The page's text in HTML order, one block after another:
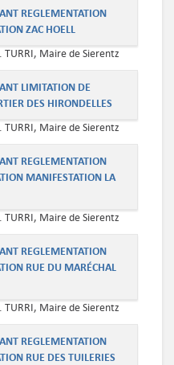
REGLEMENTATION
ZAC HOELL
Maire de Sierentz
LIMITATION DE
DES HIRONDELLES
Maire de Sierentz
REGLEMENTATION
MANIFESTATION LA
Maire de Sierentz
REGLEMENTATION
RUE DU MARÉCHAL
Maire de Sierentz
REGLEMENTATION
RUE DES TUILERIES